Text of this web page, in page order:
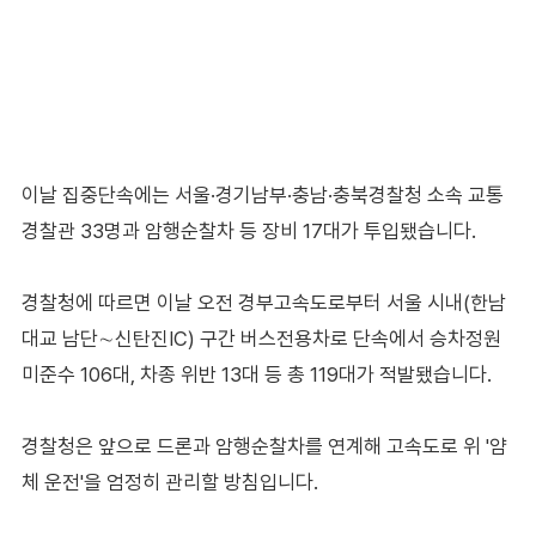
이날 집중단속에는 서울·경기남부·충남·충북경찰청 소속 교통
경찰관 33명과 암행순찰차 등 장비 17대가 투입됐습니다.
경찰청에 따르면 이날 오전 경부고속도로부터 서울 시내(한남
대교 남단∼신탄진IC) 구간 버스전용차로 단속에서 승차정원
미준수 106대, 차종 위반 13대 등 총 119대가 적발됐습니다.
경찰청은 앞으로 드론과 암행순찰차를 연계해 고속도로 위 '얌
체 운전'을 엄정히 관리할 방침입니다.